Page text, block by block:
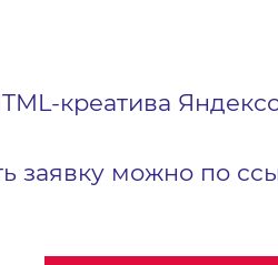
креатива
заявку можно по